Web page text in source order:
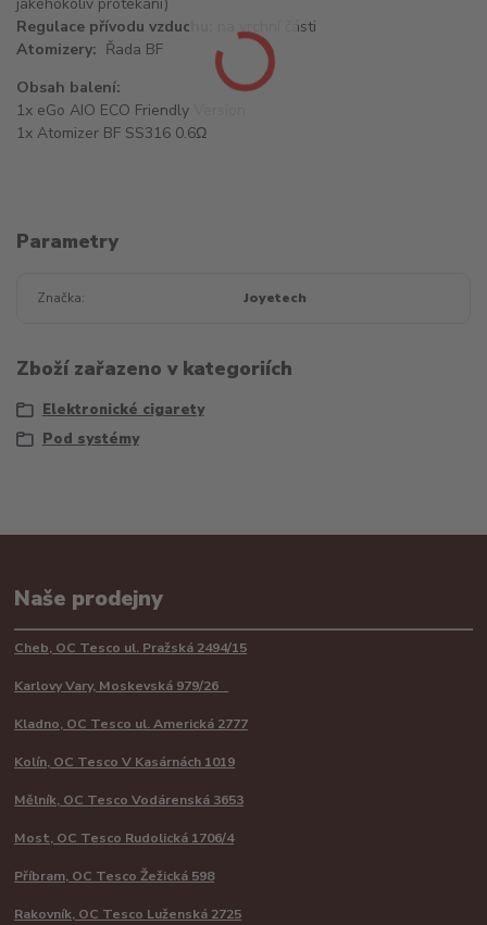
jakéhokoliv protékání)
Regulace přívodu vzduchu:
na vrchní části
Atomizery: Řada BF
Obsah balení:
1x eGo AIO ECO Friendly Version
1x Atomizer BF SS316 0.6Ω
Parametry
Značka Joyetech
Zboží zařazeno v kategoriích
Elektronické cigarety
Pod systémy
Naše prodejny
Cheb, OC Tesco ul. Pražská 2494/15
Karlovy Vary, Moskevská 979/26
Kladno, OC Tesco ul. Americká 2777
Kolín, OC Tesco V Kasárnách 1019
Mělník, OC Tesco Vodárenská 3653
Most, OC Tesco Rudolická 1706/4
Příbram, OC Tesco Žežická 598
Rakovník, OC Tesco Luženská 2725